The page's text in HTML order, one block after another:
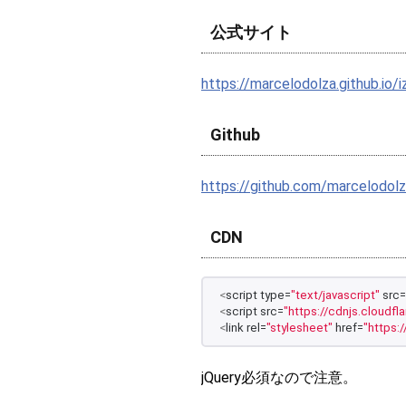
公式サイト
https://marcelodolza.github.io/
Github
https://github.com/
CDN
<script type="text/javascript" src=
<script src="https://
< link rel="stylesheet" href=
jQuery必須なので注意。